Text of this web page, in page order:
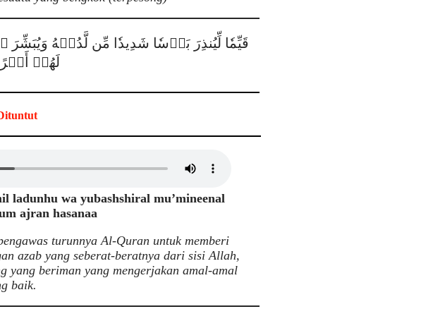
قَيِّمٗا لِّيُنذِرَ بَأۡسٗا شَدِيدٗا مِّن لَّدُنۡهُ
لَهُمۡ أَجۡرًا
ladunhu wa yubashshiral mu’mineenal
ajran hasanaa
turunnya Al-Quran untuk memberi
azab yang seberat-beratnya dari sisi Allah,
yang beriman yang mengerjakan amal-amal
baik.